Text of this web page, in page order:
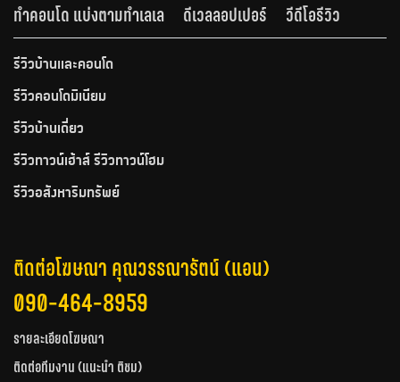
ทำคอนโด แบ่งตามทำเลเล
ดีเวลลอปเปอร์ วีดีโอรีวิว
รีวิวบ้านและคอนโด
รีวิวคอนโดมิเนียม
รีวิวบ้านเดี่ยว
รีวิวทาวน์เฮ้าส์ รีวิวทาวน์โฮม
รีวิวอสังหาริมทรัพย์
ติดต่อโฆษณา คุณวรรณารัตน์ (แอน)
090-464-8959
รายละเอียดโฆษณา
ติดต่อทีมงาน (แนะนำ ติชม)